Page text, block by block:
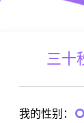
年龄：48
三十
我的性别：